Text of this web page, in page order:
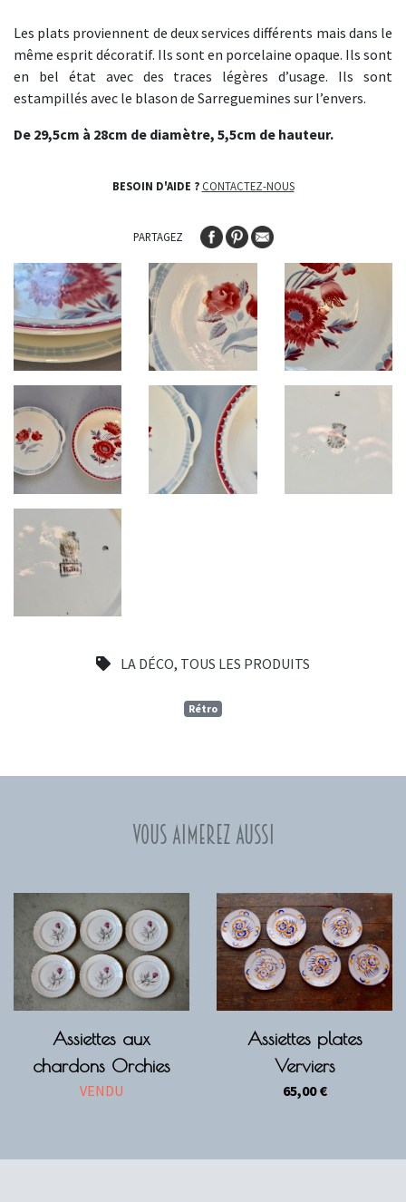
LA DÉCO, TOUS LES PRODUITS
Rétro
Les plats proviennent de deux services différents mais dans le
même esprit décoratif. Ils sont en porcelaine opaque. Ils sont
en bel état avec des traces légères d’usage. Ils sont
estampillés avec le blason de Sarreguemines sur l’envers.
De 29,5cm à 28cm de diamètre, 5,5cm de hauteur.
BESOIN D'AIDE ? CONTACTEZ-NOUS
PARTAGEZ
Vous aimerez aussi
Assiettes aux
chardons Orchies
VENDU
Assiettes plates
Verviers
65,00€